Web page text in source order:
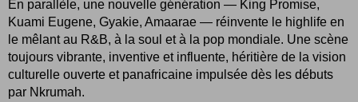
En parallèle, une nouvelle génération — King Promise,
Kuami Eugene, Gyakie, Amaarae — réinvente le highlife en
le mêlant au R&B, à la soul et à la pop mondiale. Une scène
toujours vibrante, inventive et influente, héritière de la vision
culturelle ouverte et panafricaine impulsée dès les débuts
par Nkrumah.